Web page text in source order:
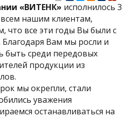
«ВИТЕНК» исполнилось 3
нашим клиентам,
что все эти годы Вы были с
Вам мы росли и
быть среди передовых
продукции из
мы окрепли, стали
уважения
останавливаться на